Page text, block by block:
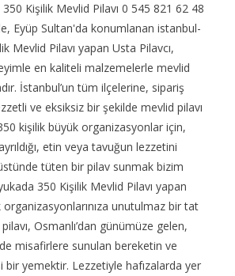
Kişilik Mevlid Pilavı 0 545 821 62 48
Eyüp Sultan'da konumlanan istanbul-
Mevlid Pilavı yapan Usta Pilavcı,
en kaliteli malzemelerle mevlid
İstanbul’un tüm ilçelerine, sipariş
ve eksiksiz bir şekilde mevlid pilavı
kişilik büyük organizasyonlar için,
etin veya tavuğun lezzetini
tüten bir pilav sunmak bizim
350 Kişilik Mevlid Pilavı yapan
organizasyonlarınıza unutulmaz bir tat
Osmanlı’dan günümüze gelen,
misafirlere sunulan bereketin ve
bir yemektir. Lezzetiyle hafızalarda yer